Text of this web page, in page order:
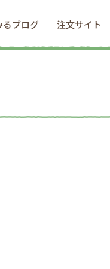
るブログ 注文サイト